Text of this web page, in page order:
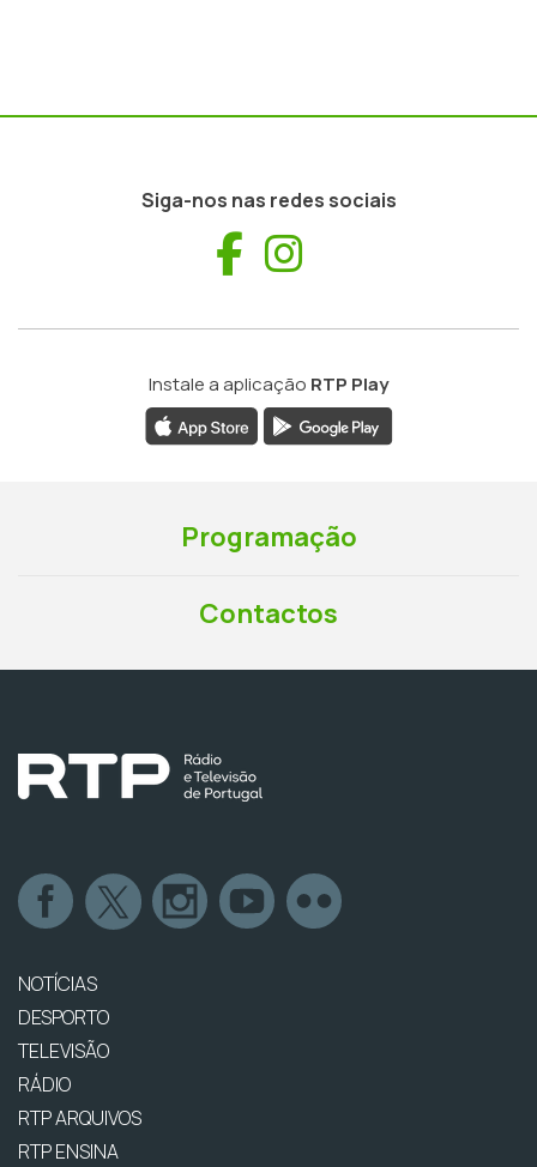
Siga-nos nas redes sociais
Facebook
Instale a aplicação RTP Play
Programação
Contactos
NOTÍCIAS
DESPORTO
TELEVISÃO
RÁDIO
RTP ARQUIVOS
RTP ENSINA